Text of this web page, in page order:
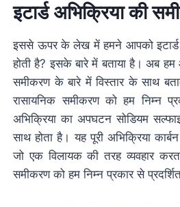
इटार्ड अभिक्रिया की
इससे ऊपर के लेख में हमने आपको इटार्ड
होती है? इसके बारे में बताया है। अब हम
समीकरण के बारे में विस्तार के साथ
रासायनिक समीकरण को हम निम्न
अभिक्रिया का अपघटन सोडियम
साथ होता है। यह पूरी अभिक्रिया
जो एक विलायक की तरह व्यवहार
समीकरण को हम निम्न प्रकार से